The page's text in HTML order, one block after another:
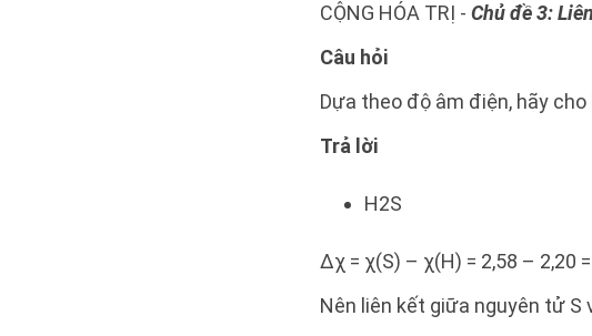
CỘNG HÓA TRỊ - Chủ đề 3:
Câu hỏi
Dựa theo độ âm điện, hãy cho
Trả lời
H2S
∆χ = χ(S) – χ(H) = 2,58 – 2,20
Nên liên kết giữa nguyên tử S